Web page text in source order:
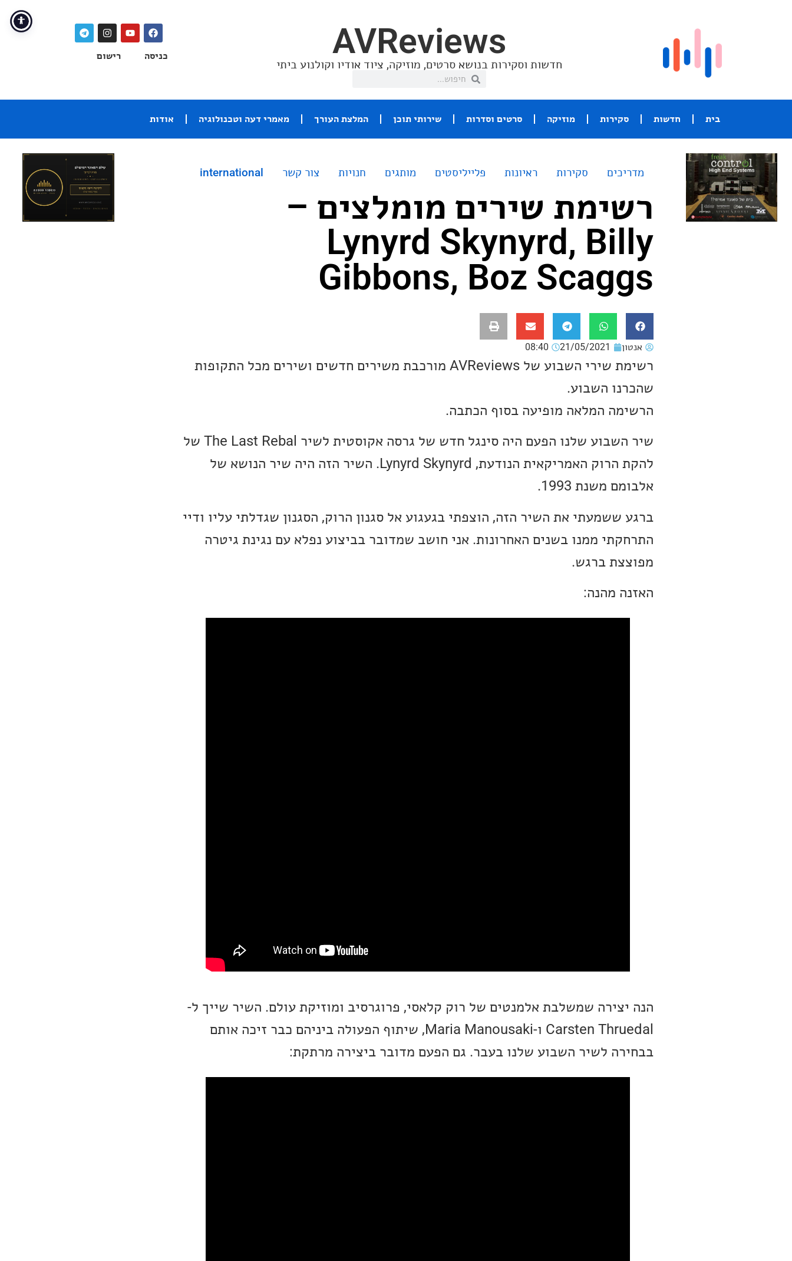
AVReviews
חדשות וסקירות בנושא סרטים, מוזיקה, ציוד אודיו וקולנוע ביתי
כניסה רישום
בית חדשות סקירות מוזיקה סרטים וסדרות שירותי תוכן המלצת העורך מאמרי דעה וטכנולוגיה אודות
מדריכים סקירות ראיונות פלייליסטים מותגים חנויות צור קשר international
רשימת שירים מומלצים –
Lynyrd Skynyrd, Billy
Gibbons, Boz Scaggs
אנטון 21/05/2021
08:40
רשימת שירי השבוע של AVReviews מורכבת משירים חדשים ושירים מכל התקופות
שהכרנו השבוע.
הרשימה המלאה מופיעה בסוף הכתבה.
שיר השבוע שלנו הפעם היה סינגל חדש של גרסה אקוסטית לשיר The Last Rebal של
להקת הרוק האמריקאית הנודעת, Lynyrd Skynyrd. השיר הזה היה שיר הנושא של
אלבומם משנת 1993.
ברגע ששמעתי את השיר הזה, הוצפתי בגעגוע אל סגנון הרוק, הסגנון שגדלתי עליו ודיי
התרחקתי ממנו בשנים האחרונות. אני חושב שמדובר בביצוע נפלא עם נגינת גיטרה
מפוצצת ברגש.
האזנה מהנה:
הנה יצירה שמשלבת אלמנטים של רוק קלאסי, פרוגרסיב ומוזיקת עולם. השיר שייך ל-
Carsten Thruedal ו-Maria Manousaki, שיתוף הפעולה ביניהם כבר זיכה אותם
בבחירה לשיר השבוע שלנו בעבר. גם הפעם מדובר ביצירה מרתקת: